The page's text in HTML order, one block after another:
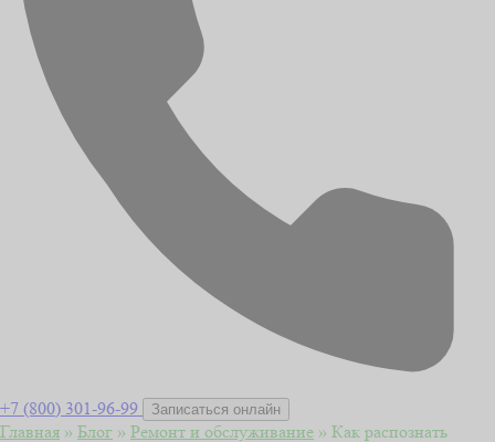
+7 (800) 301-96-99 Записаться онлайн
Главная » Блог » Ремонт и обслуживание » Как распознать